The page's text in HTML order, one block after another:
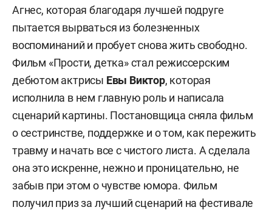
Агнес, которая благодаря лучшей подруге
пытается вырваться из болезненных
воспоминаний и пробует снова жить свободно.
Фильм «Прости, детка» стал режиссерским
дебютом актрисы Евы Виктор, которая
исполнила в нем главную роль и написала
сценарий картины. Постановщица сняла фильм
о сестринстве, поддержке и о том, как пережить
травму и начать все с чистого листа. А сделала
она это искренне, нежно и проницательно, не
забыв при этом о чувстве юмора. Фильм
получил приз за лучший сценарий на фестивале